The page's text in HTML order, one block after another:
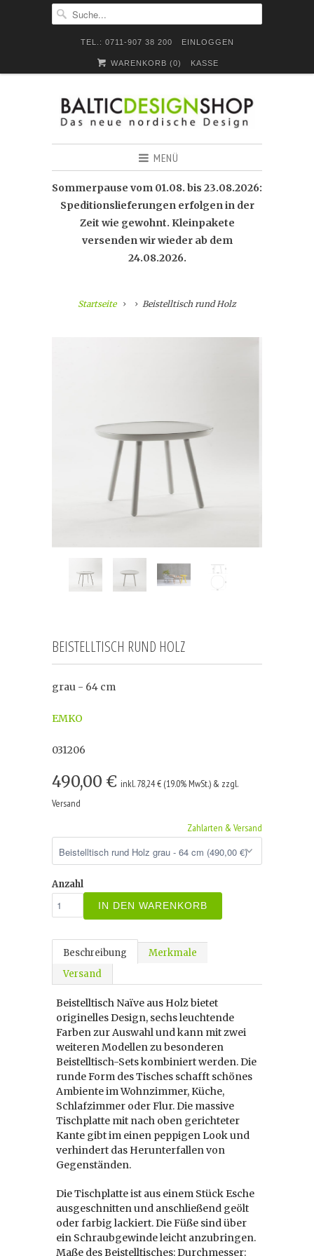
TEL.: 0711-907 38 200 EINLOGGEN
WARENKORB (0) KASSE
MENÜ
Sommerpause vom 01.08. bis 23.08.2026:
Speditionslieferungen erfolgen in der
Zeit wie gewohnt. Kleinpakete
versenden wir wieder ab dem
24.08.2026.
Startseite Beistelltisch rund Holz
BEISTELLTISCH RUND HOLZ
grau - 64 cm
EMKO
031206
490,00 € inkl. 78,24 € (19.0% MwSt.) & zzgl.
Versand
Zahlarten & Versand
Anzahl
IN DEN WARENKORB
Beschreibung
Merkmale
Versand
Beistelltisch Naïve aus Holz bietet
originelles Design, sechs leuchtende
Farben zur Auswahl und kann mit zwei
weiteren Modellen zu besonderen
Beistelltisch-Sets kombiniert werden. Die
runde Form des Tisches schafft schönes
Ambiente im Wohnzimmer, Küche,
Schlafzimmer oder Flur. Die massive
Tischplatte mit nach oben gerichteter
Kante gibt im einen peppigen Look und
verhindert das Herunterfallen von
Gegenständen.
Die Tischplatte ist aus einem Stück Esche
ausgeschnitten und anschließend geölt
oder farbig lackiert. Die Füße sind über
ein Schraubgewinde leicht anzubringen.
Maße des Beistelltisches: Durchmesser: